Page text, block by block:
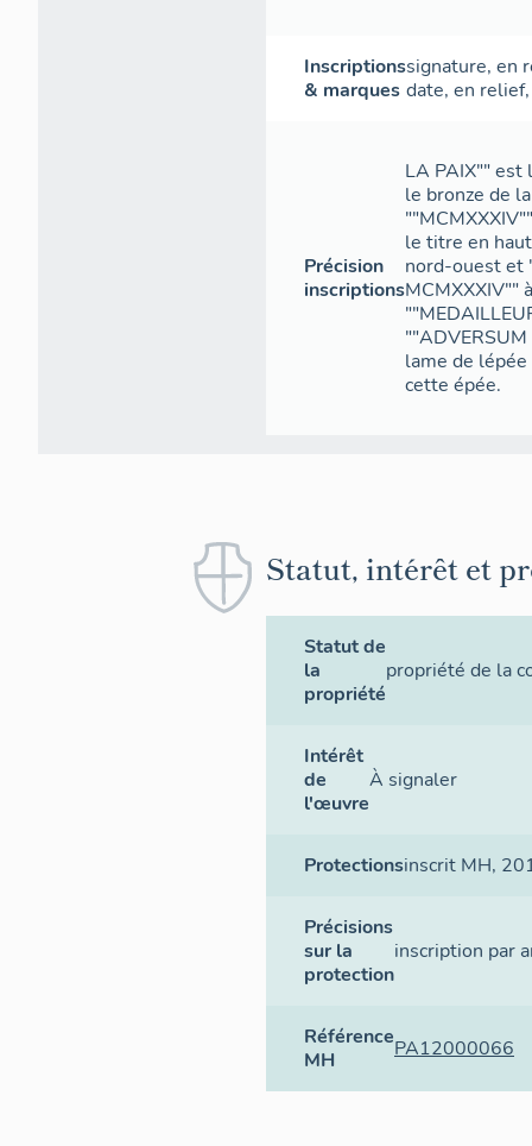
Inscriptions
& marques
signature, en
date, en relief
Précision
inscriptions
LA PAIX""
le bronze de
le titre en
nord-ouest et
MCMXXXIV""
lame de
cette épée.
Statut, intérêt et
Statut de
la
propriété
propriété de la
Intérêt
de
l'œuvre
À signaler
Protectionsinscrit MH,
Précisions
sur la
protection
inscription par
Référence
MH
PA12000066